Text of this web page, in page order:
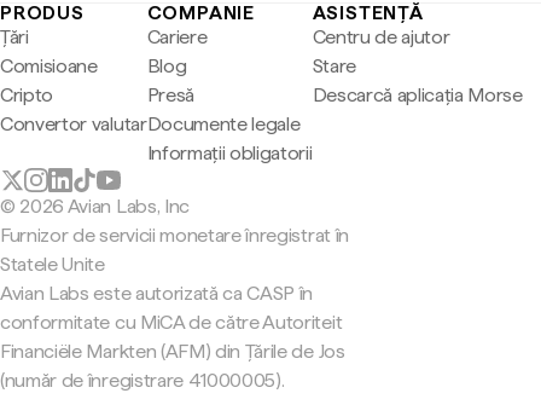
PRODUS
Țări
Comisioane
Cripto
Convertor valutar
COMPANIE
Cariere
Blog
Presă
Documente legale
Informații obligatorii
ASISTENȚĂ
Centru de ajutor
Stare
Descarcă aplicația Morse
© 2026 Avian Labs, Inc
Furnizor de servicii monetare înregistrat în
Statele Unite
Avian Labs este autorizată ca CASP în
conformitate cu MiCA de către Autoriteit
Financiële Markten (AFM) din Țările de Jos
(număr de înregistrare 41000005).